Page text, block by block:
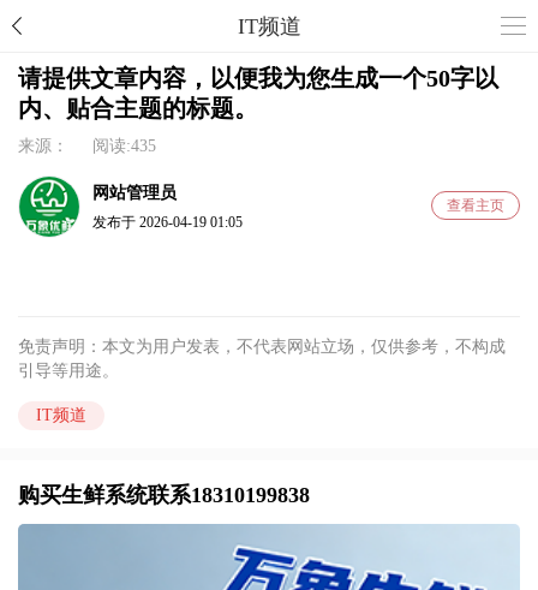
IT频道
请提供文章内容，以便我为您生成一个50字以
内、贴合主题的标题。
来源： 阅读:435
网站管理员
发布于 2026-04-19 01:05
查看主页
免责声明：本文为用户发表，不代表网站立场，仅供参考，不构成
引导等用途。
IT频道
购买生鲜系统联系18310199838